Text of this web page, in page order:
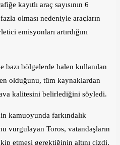
kayıtlı araç sayısının 6
olması nedeniyle araçların
emisyonları artırdığını
bazı bölgelerde halen kullanılan
olduğunu, tüm kaynaklardan
kalitesini belirlediğini söyledi.
kamuoyunda farkındalık
vurgulayan Toros, vatandaşların
etmesi gerektiğinin altını çizdi.